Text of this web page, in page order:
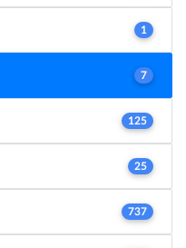
1
7
125
25
737